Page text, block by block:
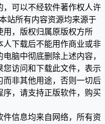
可以不经软件著作权人许
站所有内容资源均来源于
用，版权归属原版权方所
下载后不能用作商业或非
脑中彻底删除上述内容，
访问和下载此文件，表示
非其他用途，否则一切后
，请支持正版软件，购买
信息均来自网络，所有资